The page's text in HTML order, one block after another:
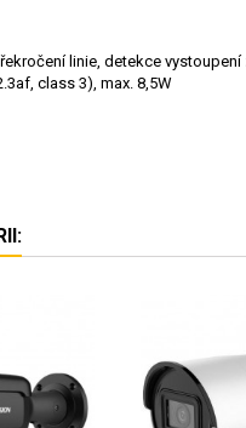
linie, detekce
class 3), max. 8,5W